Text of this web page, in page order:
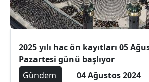
2025 yılı hac ön kayıtları 05
Pazartesi günü başlıyor
Gündem
04 Ağustos 2024